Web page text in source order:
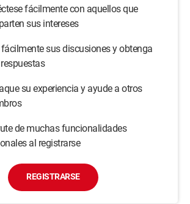
fácilmente con aquellos que
sus intereses
sus discusiones y obtenga
su experiencia y ayude a otros
de muchas funcionalidades
al registrarse
REGISTRARSE